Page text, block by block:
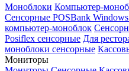
Моноблоки Компьютер-
Сенсорные POSBank Windows
компьютер-моноблок
Posiflex сенсорные Для
моноблоки сенсорные
Мониторы